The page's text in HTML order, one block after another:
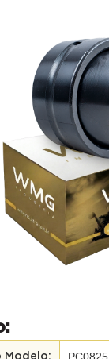
Modelo: PC0825